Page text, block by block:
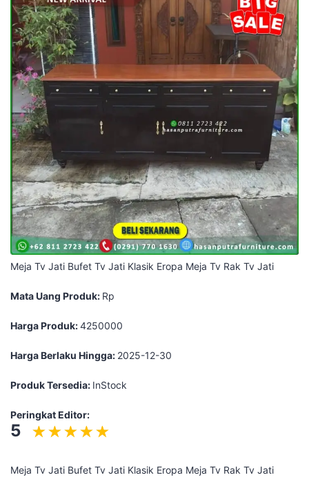
Meja Tv Jati Bufet Tv Jati Klasik Eropa Meja Tv Rak Tv Jati
Mata Uang Produk: Rp
Harga Produk:4250000
Harga Berlaku Hingga: 2025-12-30
Produk Tersedia: InStock
Peringkat Editor:
5
Meja Tv Jati Bufet Tv Jati Klasik Eropa Meja Tv Rak Tv Jati